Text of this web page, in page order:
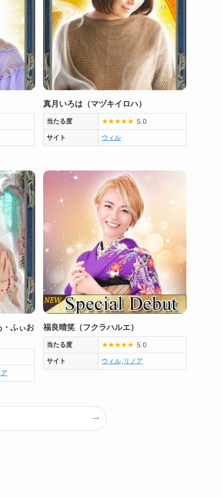
真月いろは（マヅキイロハ）
当たる度 ★★★★★ 5.0
サイト ウィル
・ふぃお 福良晴笑（フクラハルエ）
当たる度 ★★★★★ 5.0
サイト ウィル, リノア